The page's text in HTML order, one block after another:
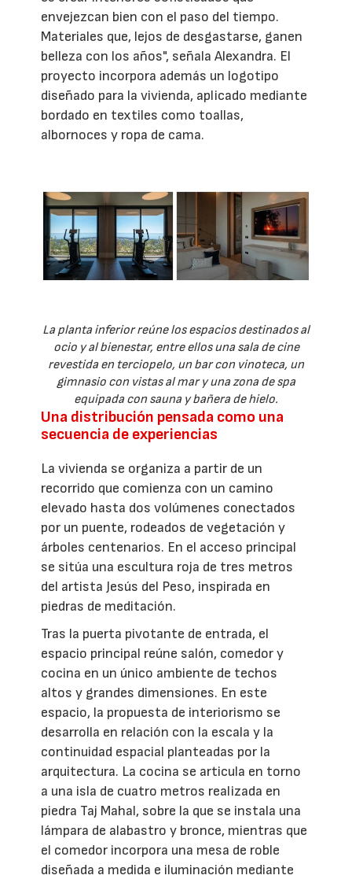
envejezcan bien con el paso del tiempo.
Materiales que, lejos de desgastarse, ganen
belleza con los años", señala Alexandra. El
proyecto incorpora además un logotipo
diseñado para la vivienda, aplicado mediante
bordado en textiles como toallas,
albornoces y ropa de cama.
La planta inferior reúne los espacios destinados al
ocio y al bienestar, entre ellos una sala de cine
revestida en terciopelo, un bar con vinoteca, un
gimnasio con vistas al mar y una zona de spa
equipada con sauna y bañera de hielo.
Una distribución pensada como una
secuencia de experiencias
La vivienda se organiza a partir de un
recorrido que comienza con un camino
elevado hasta dos volúmenes conectados
por un puente, rodeados de vegetación y
árboles centenarios. En el acceso principal
se sitúa una escultura roja de tres metros
del artista Jesús del Peso, inspirada en
piedras de meditación.
Tras la puerta pivotante de entrada, el
espacio principal reúne salón, comedor y
cocina en un único ambiente de techos
altos y grandes dimensiones. En este
espacio, la propuesta de interiorismo se
desarrolla en relación con la escala y la
continuidad espacial planteadas por la
arquitectura. La cocina se articula en torno
a una isla de cuatro metros realizada en
piedra Taj Mahal, sobre la que se instala una
lámpara de alabastro y bronce, mientras que
el comedor incorpora una mesa de roble
diseñada a medida e iluminación mediante